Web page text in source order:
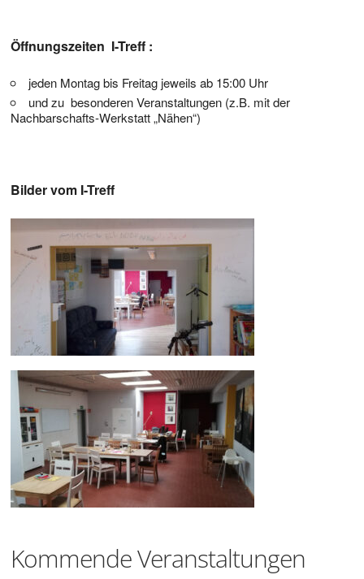
Öffnungszeiten I-Treff :
jeden Montag bis Freitag jeweils ab 15:00 Uhr
und zu besonderen Veranstaltungen (z.B. mit der
Nachbarschafts-Werkstatt „Nähen“)
Bilder vom I-Treff
Kommende Veranstaltungen